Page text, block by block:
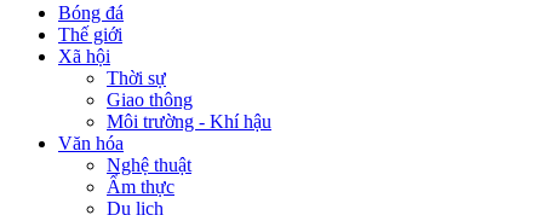
Bóng đá
Thế giới
Xã hội
Thời sự
Giao thông
Môi trường - Khí hậu
Văn hóa
Nghệ thuật
Ẩm thực
Du lịch